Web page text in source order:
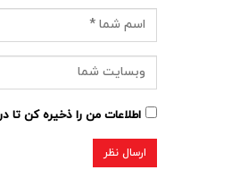
اطلاعات من را ذخیره کن تا